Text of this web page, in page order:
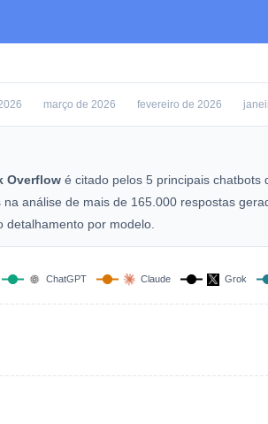
março de 2026 fevereiro de 2026
Overflow é citado pelos 5 principais chatbots
análise de mais de 165.000 respostas
por modelo.